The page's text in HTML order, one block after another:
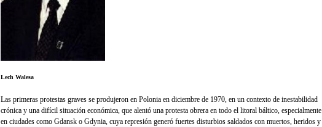
Lech Walesa
Las primeras protestas graves se produjeron en Polonia en diciembre de 1970, en un contexto de inestabilidad
crónica y una difícil situación económica, que alentó una protesta obrera en todo el litoral báltico, especialmente
en ciudades como Gdansk o Gdynia, cuya represión generó fuertes disturbios sal­dados con muertos, heridos y